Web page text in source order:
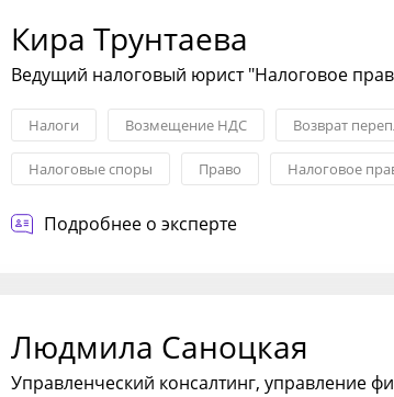
Кира Трунтаева
Ведущий налоговый юрист "Налоговое
Налоги Возмещение НДС Возврат
Налоговые споры Право Налоговое
Подробнее о эксперте
Людмила Саноцкая
Управленческий консалтинг, управление